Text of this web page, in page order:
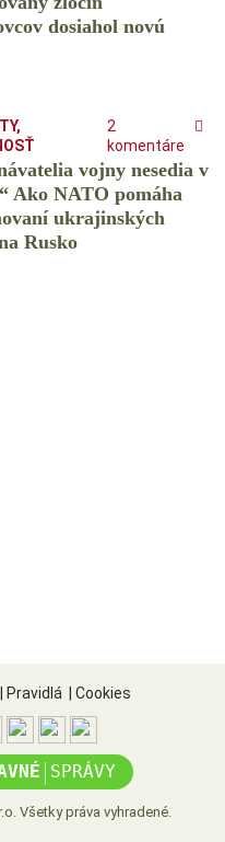
dosiahol novú
,
2
komentáre
vojny nesedia v
Ako NATO pomáha
ukrajinských
Rusko
Pravidlá Cookies
| SPRÁVY
Všetky práva vyhradené.